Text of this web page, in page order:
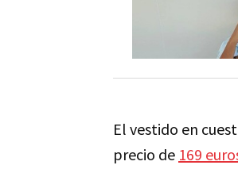
El vestido en
precio de 169